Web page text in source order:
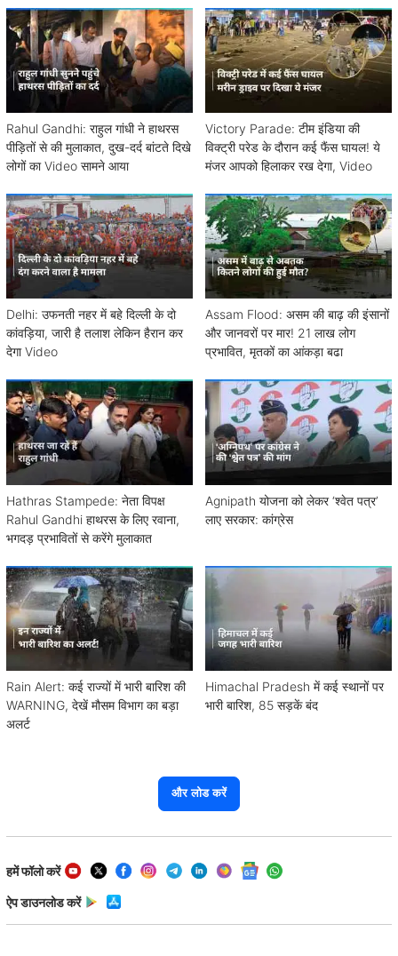
Rahul Gandhi: राहुल गांधी ने हाथरस
पीड़ितों से की मुलाकात, दुख-दर्द बांटते दिखे
लोगों का Video सामने आया
Victory Parade: टीम इंडिया की
विक्ट्री परेड के दौरान कई फैंस घायल! ये
मंजर आपको हिलाकर रख देगा, Video
Delhi: उफनती नहर में बहे दिल्ली के दो
कांवड़िया, जारी है तलाश लेकिन हैरान कर
देगा Video
Assam Flood: असम की बाढ़ की इंसानों
और जानवरों पर मार! 21 लाख लोग
प्रभावित, मृतकों का आंकड़ा बढा
Hathras Stampede: नेता विपक्ष
Rahul Gandhi हाथरस के लिए रवाना,
भगदड़ प्रभावितों से करेंगे मुलाकात
Agnipath योजना को लेकर ‘श्वेत पत्र’
लाए सरकार: कांग्रेस
Rain Alert: कई राज्यों में भारी बारिश की
WARNING, देखें मौसम विभाग का बड़ा
अलर्ट
Himachal Pradesh में कई स्थानों पर
भारी बारिश, 85 सड़कें बंद
और लोड करें
हमें फॉलो करें
ऐप डाउनलोड करें